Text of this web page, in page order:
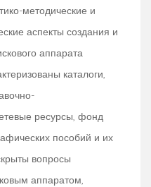
методические и
аспекты создания и
аппарата
каталоги,
ресурсы, фонд
пособий и их
вопросы
аппаратом,